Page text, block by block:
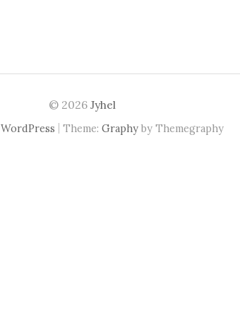
© 2026 Jyhel
WordPress | Theme: Graphy by Themegraphy